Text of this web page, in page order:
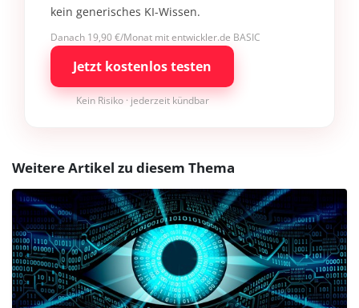
kein generisches KI-Wissen.
Danach 19,90 €/Monat mit entwickler.de BASIC
Jetzt kostenlos testen
Kein Risiko · jederzeit kündbar
Weitere Artikel zu diesem Thema